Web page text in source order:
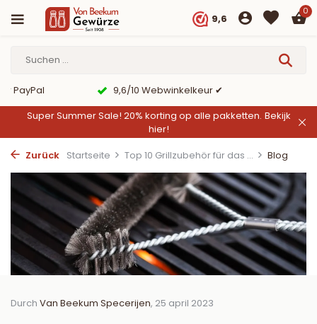
9,6
0
PayPal
9,6/10 Webwinkelkeur ✔
Super Summer Sale! 20% korting op alle pakketten. Bekijk
hier!
Zurück Startseite Top 10 Grillzubehör für das ... Blog
Durch Van Beekum Specerijen, 25 april 2023